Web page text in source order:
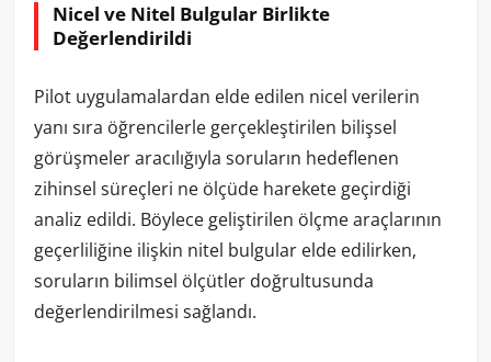
Nicel ve Nitel Bulgular Birlikte
Değerlendirildi
Pilot uygulamalardan elde edilen nicel verilerin
yanı sıra öğrencilerle gerçekleştirilen bilişsel
görüşmeler aracılığıyla soruların hedeflenen
zihinsel süreçleri ne ölçüde harekete geçirdiği
analiz edildi. Böylece geliştirilen ölçme araçlarının
geçerliliğine ilişkin nitel bulgular elde edilirken,
soruların bilimsel ölçütler doğrultusunda
değerlendirilmesi sağlandı.